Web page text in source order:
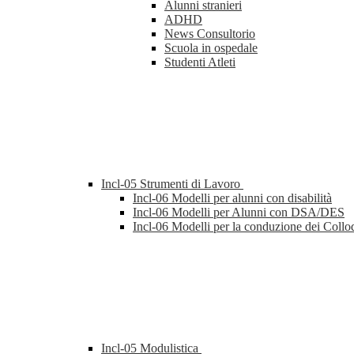
Alunni stranieri
ADHD
News Consultorio
Scuola in ospedale
Studenti Atleti
Incl-05 Strumenti di Lavoro
Incl-06 Modelli per alunni con disabilità
Incl-06 Modelli per Alunni con DSA/DES
Incl-06 Modelli per la conduzione dei
Incl-05 Modulistica